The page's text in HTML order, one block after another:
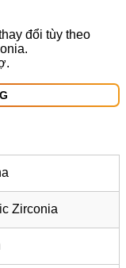
đổi tùy theo
Zirconia